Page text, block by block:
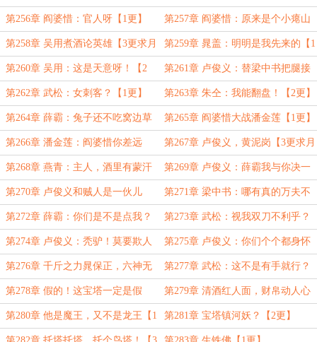
更】 了！【3更求月票】
第256章 阎婆惜：官人呀【1更】 第257章 阎婆惜：原来是个小瘪山
【2更】
第258章 吴用煮酒论英雄【3更求月
票】
第259章 晁盖：明明是我先来的【1
更】
第260章 吴用：这是天意呀！【2
更】
第261章 卢俊义：替梁中书把腿接
上！【3更求月票】
第262章 武松：女刺客？【1更】 第263章 朱仝：我能翻盘！【2更】
第264章 薛霸：兔子还不吃窝边草
呢！【3更求月票】
第265章 阎婆惜大战潘金莲【1更】
第266章 潘金莲：阎婆惜你差远
了！【2更】
第267章 卢俊义，黄泥岗【3更求月
票】
第268章 燕青：主人，酒里有蒙汗
药！【1更】
第269章 卢俊义：薛霸我与你决一
死战！【2更】
第270章 卢俊义和贼人是一伙儿
的！【3更求月票】
第271章 梁中书：哪有真的万夫不
当之勇？【1更】
第272章 薛霸：你们是不是点我？
【2更】
第273章 武松：视我双刀不利乎？
【3更求月票】
第274章 卢俊义：秃驴！莫要欺人
太甚！【1更】
第275章 卢俊义：你们个个都身怀
绝技！【2更】
第276章 千斤之力晁保正，六神无
主玉麒麟【3更求月票】
第277章 武松：这不是有手就行？
【1更】
第278章 假的！这宝塔一定是假
的！ 【2更】
第279章 清酒红人面，财帛动人心
【3更求月票】
第280章 他是魔王，又不是龙王【1
更】
第281章 宝塔镇河妖？【2更】